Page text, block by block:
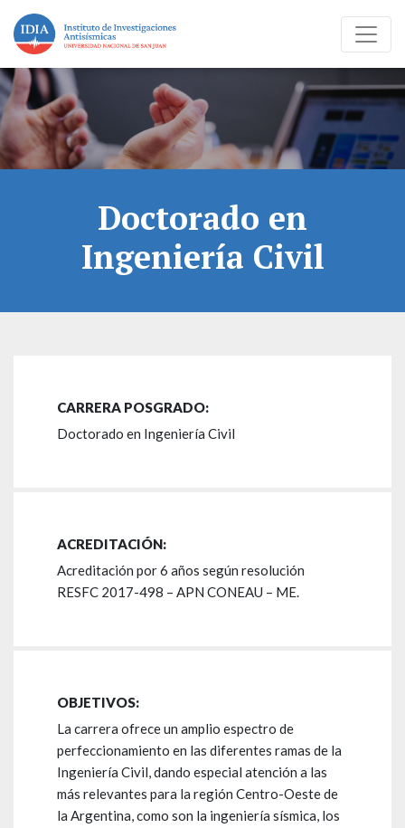
Doctorado en
Ingeniería Civil
CARRERA POSGRADO:
Doctorado en Ingeniería Civil
ACREDITACIÓN:
Acreditación por 6 años según resolución
RESFC 2017-498 – APN CONEAU – ME.
OBJETIVOS:
La carrera ofrece un amplio espectro de
perfeccionamiento en las diferentes ramas de la
Ingeniería Civil, dando especial atención a las
más relevantes para la región Centro-Oeste de
la Argentina, como son la ingeniería sísmica, los